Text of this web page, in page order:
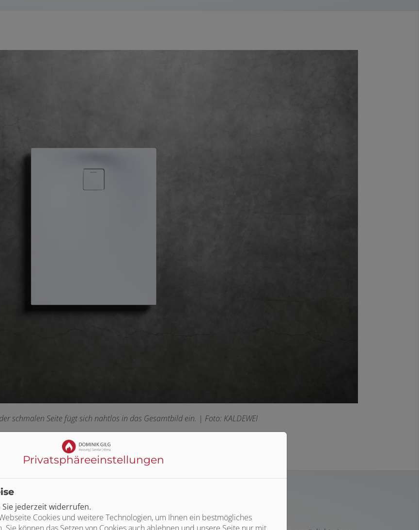
schmalen Seite fügt sich nahtlos in das Gesamtbild ein. | Foto: KALDEWEI
Technologie – Design und Komfort in Perfektion
Privatsphäre­einstellungen
jederzeit widerrufen.
Cookies und weitere Technologien, um Ihnen ein bestmögliches